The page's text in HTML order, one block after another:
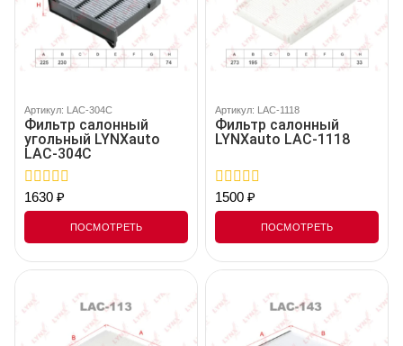
Артикул: LAC-304C
Фильтр салонный
угольный LYNXauto
LAC-304C
0
out
5
1630 ₽
ПОСМОТРЕТЬ
Артикул: LAC-1118
Фильтр салонный
LYNXauto LAC-1118
0
out
5
1500 ₽
ПОСМОТРЕТЬ